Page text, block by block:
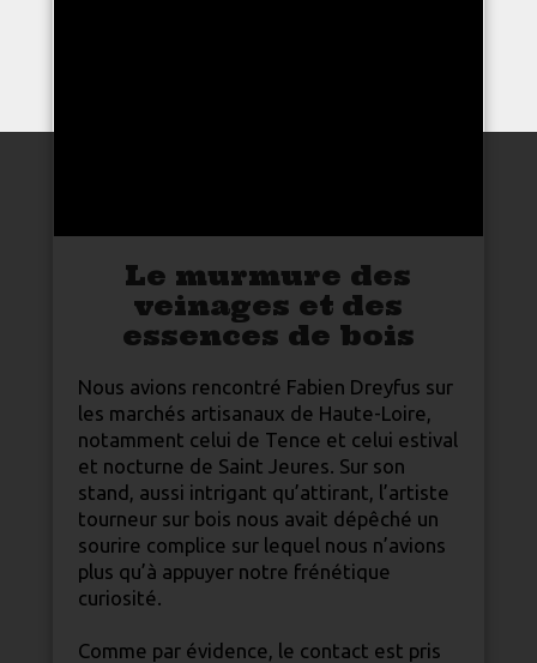
Le murmure des
veinages et des
essences de bois
Nous avions rencontré Fabien Dreyfus sur
les marchés artisanaux de Haute-Loire,
notamment celui de Tence et celui estival
et nocturne de Saint Jeures. Sur son
stand, aussi intrigant qu’attirant, l’artiste
tourneur sur bois nous avait dépêché un
sourire complice sur lequel nous n’avions
plus qu’à appuyer notre frénétique
curiosité.
Comme par évidence, le contact est pris